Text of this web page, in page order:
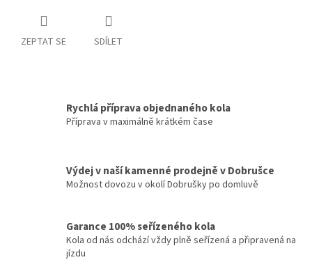
ZEPTAT SE SDÍLET
Rychlá příprava objednaného kola
Příprava v maximálně krátkém čase
Výdej v naší kamenné prodejně v Dobrušce
Možnost dovozu v okolí Dobrušky po domluvě
Garance 100% seřízeného kola
Kola od nás odchází vždy plně seřízená a připravená na
jízdu